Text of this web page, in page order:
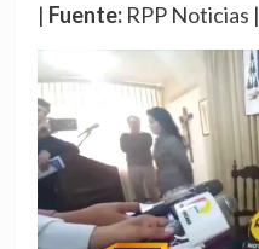
| Fuente:RPP Noticias |